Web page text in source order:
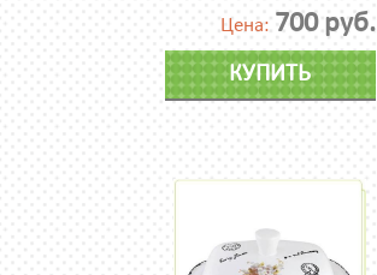
Цена: 700 руб.
КУПИТЬ